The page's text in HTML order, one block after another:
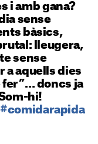
i amb gana?
sense
bàsics,
lleugera,
sense
a aquells dies
fer”… doncs ja
hi!
#comidarapida